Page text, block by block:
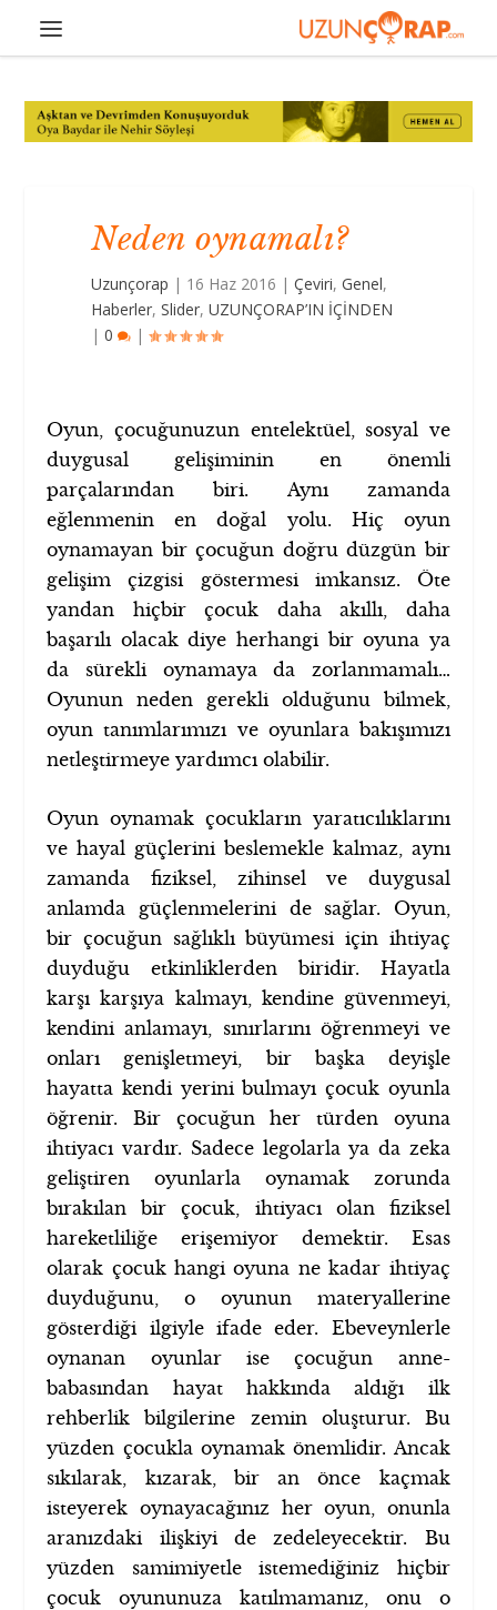
Neden oynamalı?
Uzunçorap | 16 Haz 2016 |Çeviri,Genel,
Haberler,Slider,UZUNÇORAP’IN İÇİNDEN
|0 |
Oyun, çocuğunuzun entelektüel, sosyal ve
duygusal gelişiminin en önemli
parçalarından biri. Aynı zamanda
eğlenmenin en doğal yolu. Hiç oyun
oynamayan bir çocuğun doğru düzgün bir
gelişim çizgisi göstermesi imkansız. Öte
yandan hiçbir çocuk daha akıllı, daha
başarılı olacak diye herhangi bir oyuna ya
da sürekli oynamaya da zorlanmamalı…
Oyunun neden gerekli olduğunu bilmek,
oyun tanımlarımızı ve oyunlara bakışımızı
netleştirmeye yardımcı olabilir.
Oyun oynamak çocukların yaratıcılıklarını
ve hayal güçlerini beslemekle kalmaz, aynı
zamanda fiziksel, zihinsel ve duygusal
anlamda güçlenmelerini de sağlar. Oyun,
bir çocuğun sağlıklı büyümesi için ihtiyaç
duyduğu etkinliklerden biridir. Hayatla
karşı karşıya kalmayı, kendine güvenmeyi,
kendini anlamayı, sınırlarını öğrenmeyi ve
onları genişletmeyi, bir başka deyişle
hayatta kendi yerini bulmayı çocuk oyunla
öğrenir. Bir çocuğun her türden oyuna
ihtiyacı vardır. Sadece legolarla ya da zeka
geliştiren oyunlarla oynamak zorunda
bırakılan bir çocuk, ihtiyacı olan fiziksel
hareketliliğe erişemiyor demektir. Esas
olarak çocuk hangi oyuna ne kadar ihtiyaç
duyduğunu, o oyunun materyallerine
gösterdiği ilgiyle ifade eder. Ebeveynlerle
oynanan oyunlar ise çocuğun anne-
babasından hayat hakkında aldığı ilk
rehberlik bilgilerine zemin oluşturur. Bu
yüzden çocukla oynamak önemlidir. Ancak
sıkılarak, kızarak, bir an önce kaçmak
isteyerek oynayacağınız her oyun, onunla
aranızdaki ilişkiyi de zedeleyecektir. Bu
yüzden samimiyetle istemediğiniz hiçbir
çocuk oyununuza katılmamanız, onu o